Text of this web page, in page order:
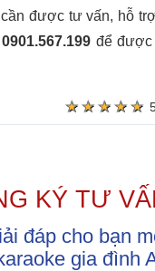
cần được tư vấn, hỗ
để được
★ ★ ★ ★ ★
★ ★ ★ ★ ★
KÝ TƯ
đáp cho bạn
gia đình